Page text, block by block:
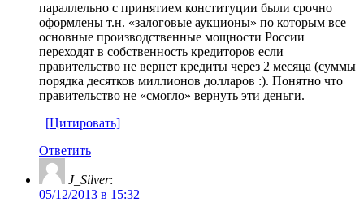
параллельно с принятием конституции были срочно
оформлены т.н. «залоговые аукционы» по которым все
основные производственные мощности России
переходят в собственность кредиторов если
правительство не вернет кредиты через 2 месяца (суммы
порядка десятков миллионов долларов :). Понятно что
правительство не «смогло» вернуть эти деньги.
[Цитировать]
Ответить
J_Silver:
05/12/2013 в 15:32